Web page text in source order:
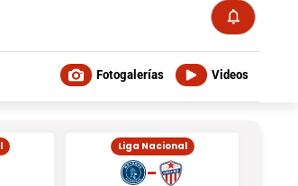
Videos
Fotogalerías
Liga Nacional
-